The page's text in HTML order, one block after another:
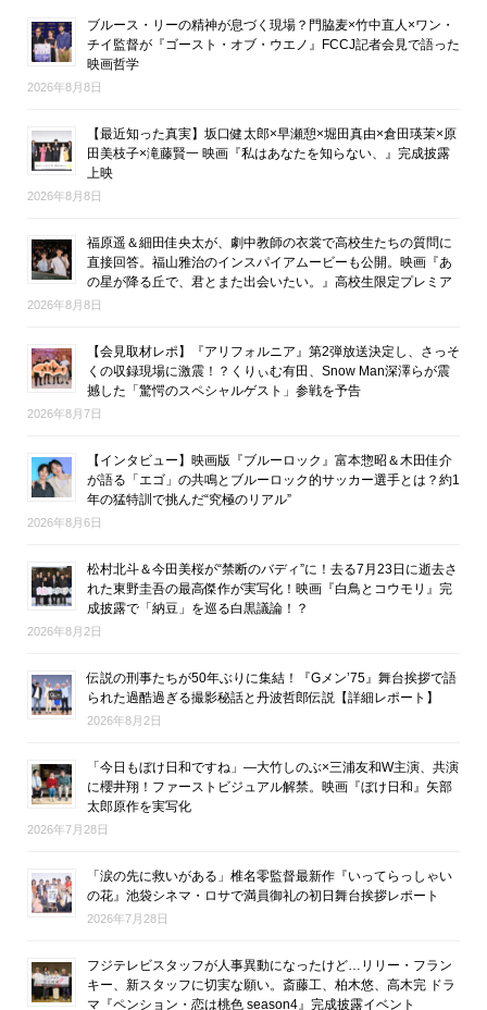
ブルース・リーの精神が息づく現場？門脇麦×竹中直人×ワン・
チイ監督が『ゴースト・オブ・ウエノ』FCCJ記者会見で語った
映画哲学
2026年8月8日
【最近知った真実】坂口健太郎×早瀬憩×堀田真由×倉田瑛茉×原
田美枝子×滝藤賢一 映画『私はあなたを知らない、』完成披露
上映
2026年8月8日
福原遥＆細田佳央太が、劇中教師の衣裳で高校生たちの質問に
直接回答。福山雅治のインスパイアムービーも公開。映画『あ
の星が降る丘で、君とまた出会いたい。』高校生限定プレミア
2026年8月8日
【会見取材レポ】『アリフォルニア』第2弾放送決定し、さっそ
くの収録現場に激震！？くりぃむ有田、Snow Man深澤らが震
撼した「驚愕のスペシャルゲスト」参戦を予告
2026年8月7日
【インタビュー】映画版『ブルーロック』富本惣昭＆木田佳介
が語る「エゴ」の共鳴とブルーロック的サッカー選手とは？約1
年の猛特訓で挑んだ“究極のリアル”
2026年8月6日
松村北斗＆今田美桜が“禁断のバディ”に！去る7月23日に逝去さ
れた東野圭吾の最高傑作が実写化！映画『白鳥とコウモリ』完
成披露で「納豆」を巡る白黒議論！？
2026年8月2日
伝説の刑事たちが50年ぶりに集結！『Gメン’75』舞台挨拶で語
られた過酷過ぎる撮影秘話と丹波哲郎伝説【詳細レポート】
2026年8月2日
「今日もぼけ日和ですね」―大竹しのぶ×三浦友和W主演、共演
に櫻井翔！ファーストビジュアル解禁。映画『ぼけ日和』矢部
太郎原作を実写化
2026年7月28日
「涙の先に救いがある」椎名零監督最新作『いってらっしゃい
の花』池袋シネマ・ロサで満員御礼の初日舞台挨拶レポート
2026年7月28日
フジテレビスタッフが人事異動になったけど…リリー・フラン
キー、新スタッフに切実な願い。斎藤工、柏木悠、高木完 ドラ
マ『ペンション・恋は桃色 season4』完成披露イベント